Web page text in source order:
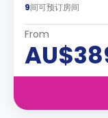
9间可预订房间
From